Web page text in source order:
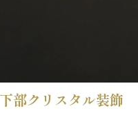
リスタル装飾